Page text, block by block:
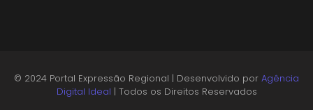
© 2024 Portal Expressão Regional | Desenvolvido por Agência
Digital Ideal | Todos os Direitos Reservados